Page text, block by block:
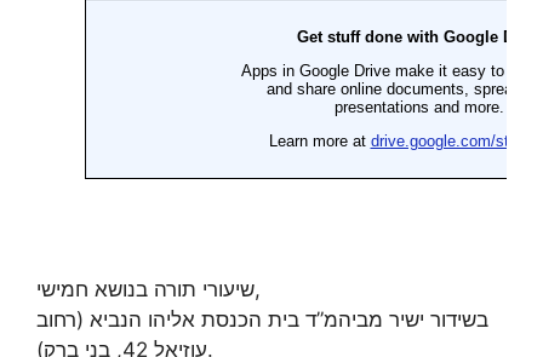
שיעורי תורה בנושא חמישי,
בשידור ישיר מביהמ”ד בית הכנסת אליהו הנביא (רחוב
עוזיאל 42, בני ברק).